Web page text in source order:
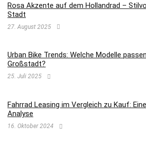
Rosa Akzente auf dem Hollandrad –
Stadt
27. August 2025
Urban Bike Trends: Welche Modelle
Großstadt?
25. Juli 2025
Fahrrad Leasing im Vergleich zu Kauf:
Analyse
16. Oktober 2024